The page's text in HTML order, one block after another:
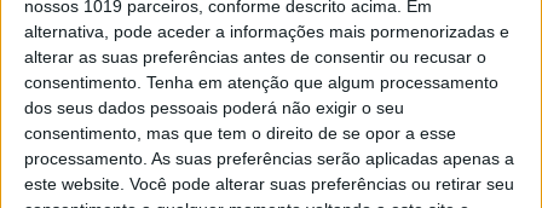
nossos 1019 parceiros, conforme descrito acima. Em
alternativa, pode aceder a informações mais pormenorizadas e
alterar as suas preferências antes de consentir ou recusar o
consentimento. Tenha em atenção que algum processamento
dos seus dados pessoais poderá não exigir o seu
consentimento, mas que tem o direito de se opor a esse
processamento. As suas preferências serão aplicadas apenas a
este website. Você pode alterar suas preferências ou retirar seu
EXAME INFORMÁTICA
Tesla quer recolher 123 mil Model S
É a maior operação de recolha da empresa de
Elon Musk até à data. A Tesla enviou emails a
mais de 123 mil donos de carros Model S para
corrigir um problema na direção.